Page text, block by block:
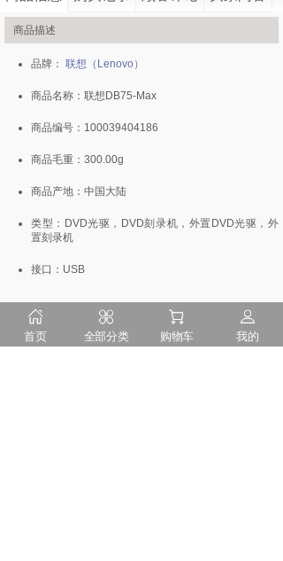
商品描述
品牌： 联想（Lenovo）
商品名称：联想DB75-Max
商品编号：100039404186
商品毛重：300.00g
商品产地：中国大陆
类型：DVD光驱，DVD刻录机，外置DVD光驱，外
置刻录机
接口：USB
首页 全部分类 购物车 我的